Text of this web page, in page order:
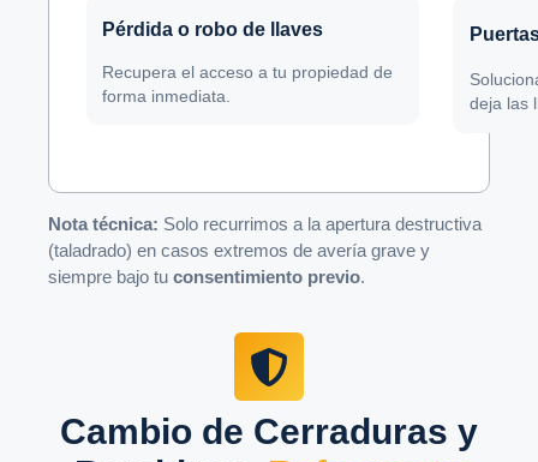
Pérdida o robo de llaves
Recupera el acceso a tu propiedad de
forma inmediata.
deja las
Nota técnica: Solo recurrimos a la apertura destructiva
(taladrado) en casos extremos de avería grave y
siempre bajo tuconsentimiento previo.
Cambio de Cerraduras y